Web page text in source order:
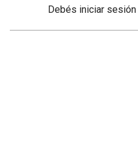
Debés iniciar sesión